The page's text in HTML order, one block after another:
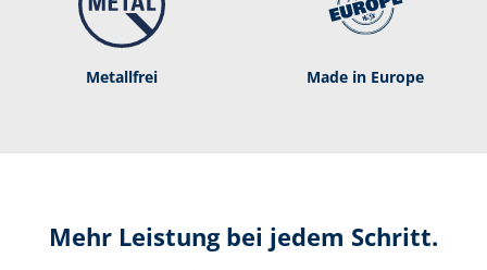
Metallfrei Made in Europe
Mehr Leistung bei jedem Schritt.